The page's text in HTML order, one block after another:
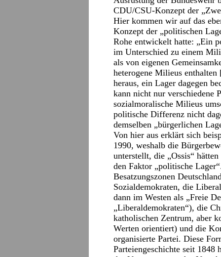
CDU/CSU-Konzept der
Hier kommen wir auf das
Konzept der „politischen
Rohe entwickelt hatte: „Ein
im Unterschied zu einem
als von eigenen
heterogene Milieus
heraus, ein Lager dagegen
kann nicht nur verschiedene
sozialmoralische Milieus
politische Differenz nicht
demselben „bürgerlichen
Von hier aus erklärt sich
1990, weshalb die
unterstellt, die „Ossis“
den Faktor „politische
Besatzungszonen
Sozialdemokraten, die
dann im Westen als „Freie
„Liberaldemokraten“), die
katholischen Zentrum, aber
Werten orientiert) und die
organisierte Partei. Diese
Parteiengeschichte seit 1848